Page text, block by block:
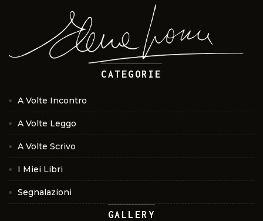
CATEGORIE
A Volte Incontro
A Volte Leggo
A Volte Scrivo
I Miei Libri
Segnalazioni
GALLERY